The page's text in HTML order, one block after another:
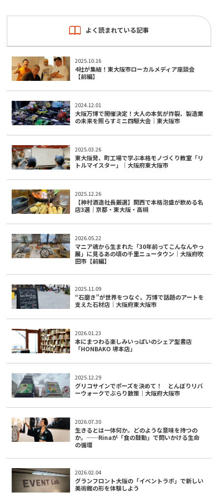
よく読まれている記事
2025.10.16
4社が集結！東大阪市ローカルメディア座談会
【前編】
2024.12.01
大阪万博で開催決定！大人の本気が炸裂、製造業
の未来を照らすミニ四駆大会｜東大阪市
2025.03.26
東大阪発、町工場で学ぶ本格モノづくり教室「リ
トルマイスター」｜大阪府東大阪市
2025.12.26
【神村酒造社長厳選】関西で本格泡盛が飲める名
店3選｜京都・東大阪・高槻
2026.05.22
マニア魂から生まれた「30年前ってこんなんやっ
展」に見るあの頃の千里ニュータウン｜大阪府吹
田市【前編】
2025.11.09
“石磨き”が世界をつなぐ。万博で話題のアートを
支えた石材店｜大阪府東大阪市
2026.01.23
本にまつわる楽しみいっぱいのシェア型書店
「HONBAKO 堺本店」
2025.12.29
グリコサインでポーズを決めて！ とんぼりリバ
ーウォークでぶらり散策｜大阪府大阪市
2026.07.30
生きるとは一体何か。どのような意味を持つの
か。──Rinaが「食の鼓動」で問いかける生命
の循環
2026.02.04
グランフロント大阪の「イベントラボ」で新しい
美術館の形を体験しよう